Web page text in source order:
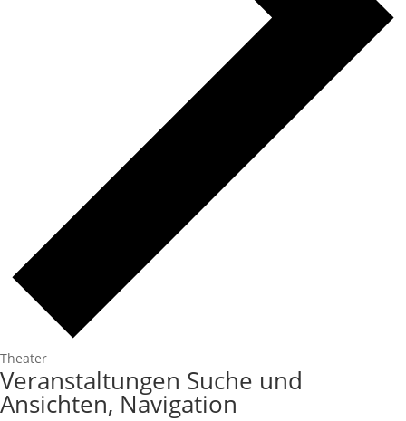
Theater
Veranstaltungen Suche und
Ansichten, Navigation